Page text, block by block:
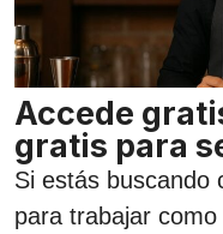
Accede
gratis para
Si estás buscando
para trabajar